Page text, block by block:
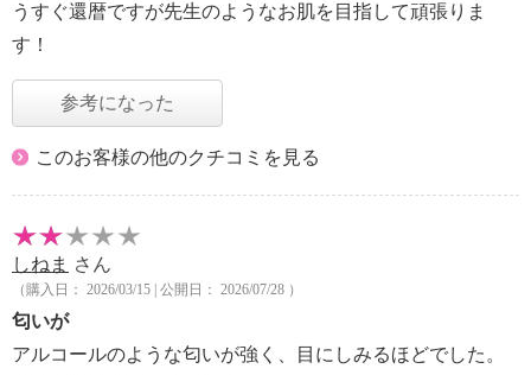
うすぐ還暦ですが先生のようなお肌を目指して頑張りま
す！
参考になった
このお客様の他のクチコミを見る
しねま さん
（購入日： 2026/03/15 | 公開日： 2026/07/28 ）
匂いが
アルコールのような匂いが強く、目にしみるほどでした。